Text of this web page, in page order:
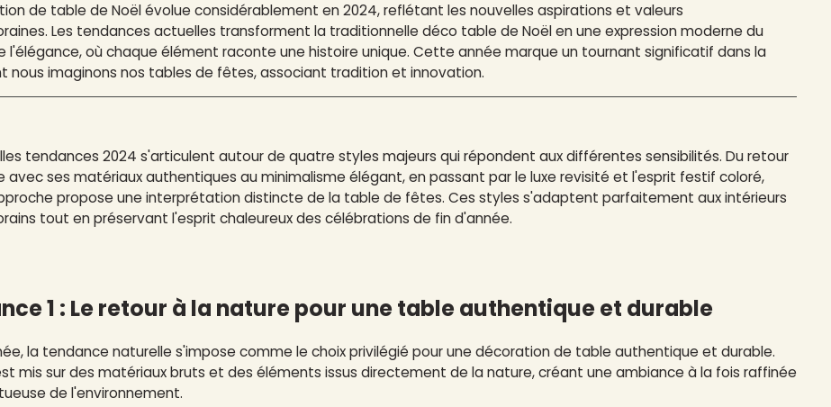
de table de Noël évolue considérablement en 2024, reflétant les nouvelles aspirations et valeurs
Les tendances actuelles transforment la traditionnelle déco table de Noël en une expression moderne du
l'élégance, où chaque élément raconte une histoire unique. Cette année marque un tournant significatif dans la
nous imaginons nos tables de fêtes, associant tradition et innovation.
tendances 2024 s'articulent autour de quatre styles majeurs qui répondent aux différentes sensibilités. Du retour
avec ses matériaux authentiques au minimalisme élégant, en passant par le luxe revisité et l'esprit festif coloré,
propose une interprétation distincte de la table de fêtes. Ces styles s'adaptent parfaitement aux intérieurs
tout en préservant l'esprit chaleureux des célébrations de fin d'année.
1 : Le retour à la nature pour une table authentique et durable
la tendance naturelle s'impose comme le choix privilégié pour une décoration de table authentique et durable.
mis sur des matériaux bruts et des éléments issus directement de la nature, créant une ambiance à la fois raffinée
de l'environnement.